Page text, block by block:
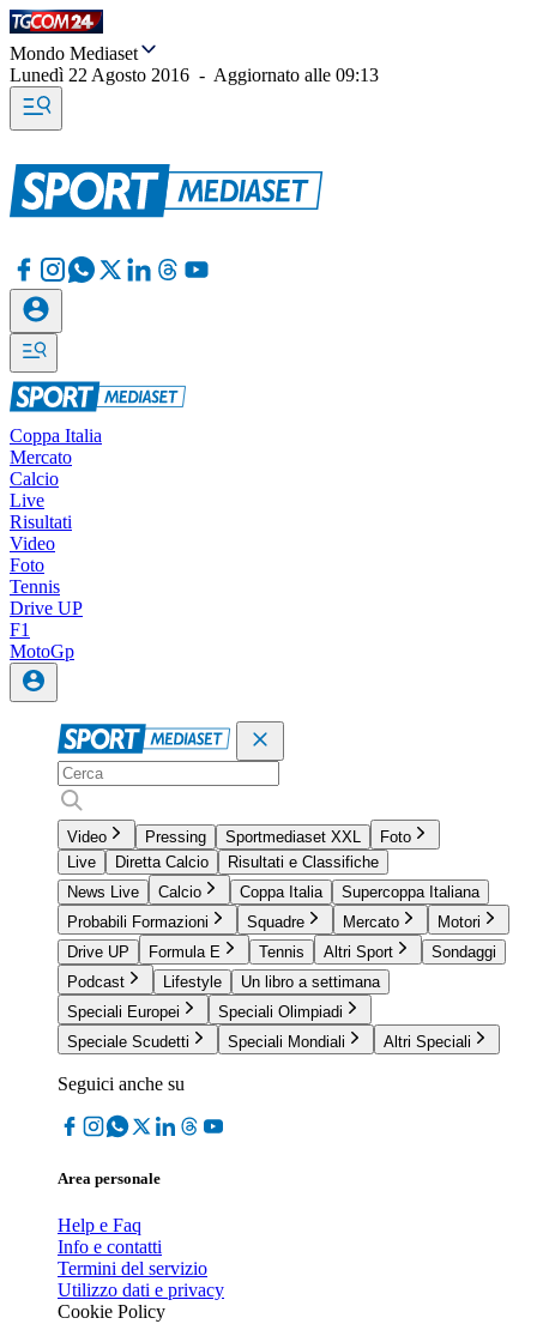
Mondo Mediaset
Lunedì 22 Agosto 2016 - Aggiornato alle 09:13
Coppa Italia
Mercato
Calcio
Live
Risultati
Video
Foto
Tennis
Drive UP
F1
MotoGp
Video Pressing Sportmediaset XXL
Foto
Live
Diretta Calcio
Risultati e Classifiche
News Live
Calcio Coppa Italia
Supercoppa Italiana
Probabili Formazioni
Squadre Mercato
Motori
Drive UP
Formula E Tennis Altri Sport
Sondaggi
Podcast
Lifestyle
Un libro a settimana
Speciali Europei
Speciali Olimpiadi
Speciale Scudetti
Speciali Mondiali Altri Speciali
Seguici anche su
Area personale
Help e Faq
Info e contatti
Termini del servizio
Utilizzo dati e privacy
Cookie Policy